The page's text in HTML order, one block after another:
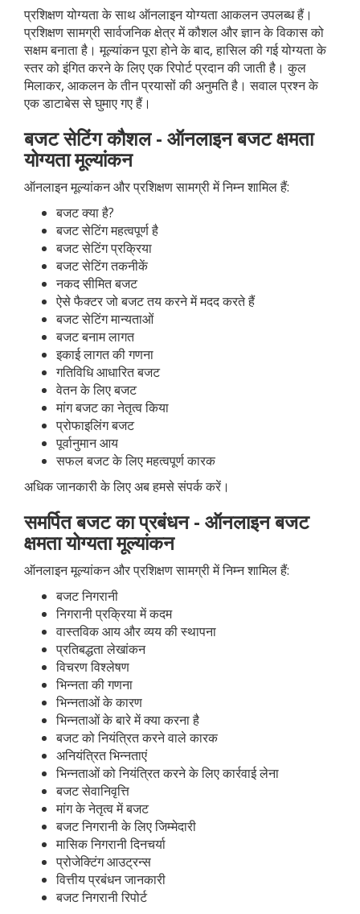
प्रशिक्षण योग्यता के साथ ऑनलाइन योग्यता आकलन उपलब्ध हैं।
प्रशिक्षण सामग्री सार्वजनिक क्षेत्र में कौशल और ज्ञान के विकास को
सक्षम बनाता है। मूल्यांकन पूरा होने के बाद, हासिल की गई योग्यता के
स्तर को इंगित करने के लिए एक रिपोर्ट प्रदान की जाती है। कुल
मिलाकर, आकलन के तीन प्रयासों की अनुमति है। सवाल प्रश्न के
एक डाटाबेस से घुमाए गए हैं।
बजट सेटिंग कौशल - ऑनलाइन बजट क्षमता
योग्यता मूल्यांकन
ऑनलाइन मूल्यांकन और प्रशिक्षण सामग्री में निम्न शामिल हैं:
बजट क्या है?
बजट सेटिंग महत्वपूर्ण है
बजट सेटिंग प्रक्रिया
बजट सेटिंग तकनीकें
नकद सीमित बजट
ऐसे फैक्टर जो बजट तय करने में मदद करते हैं
बजट सेटिंग मान्यताओं
बजट बनाम लागत
इकाई लागत की गणना
गतिविधि आधारित बजट
वेतन के लिए बजट
मांग बजट का नेतृत्व किया
प्रोफाइलिंग बजट
पूर्वानुमान आय
सफल बजट के लिए महत्वपूर्ण कारक
अधिक जानकारी के लिए अब हमसे संपर्क करें।
समर्पित बजट का प्रबंधन - ऑनलाइन बजट
क्षमता योग्यता मूल्यांकन
ऑनलाइन मूल्यांकन और प्रशिक्षण सामग्री में निम्न शामिल हैं:
बजट निगरानी
निगरानी प्रक्रिया में कदम
वास्तविक आय और व्यय की स्थापना
प्रतिबद्धता लेखांकन
विचरण विश्लेषण
भिन्नता की गणना
भिन्नताओं के कारण
भिन्नताओं के बारे में क्या करना है
बजट को नियंत्रित करने वाले कारक
अनियंत्रित भिन्नताएं
भिन्नताओं को नियंत्रित करने के लिए कार्रवाई लेना
बजट सेवानिवृत्ति
मांग के नेतृत्व में बजट
बजट निगरानी के लिए जिम्मेदारी
मासिक निगरानी दिनचर्या
प्रोजेक्टिंग आउट्रन्स
वित्तीय प्रबंधन जानकारी
बजट निगरानी रिपोर्ट